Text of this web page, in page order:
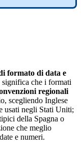
formato di data e
significa che i formati
regionali
, scegliendo Inglese
usati negli Stati Uniti;
della Spagna o
che meglio
date e numeri.